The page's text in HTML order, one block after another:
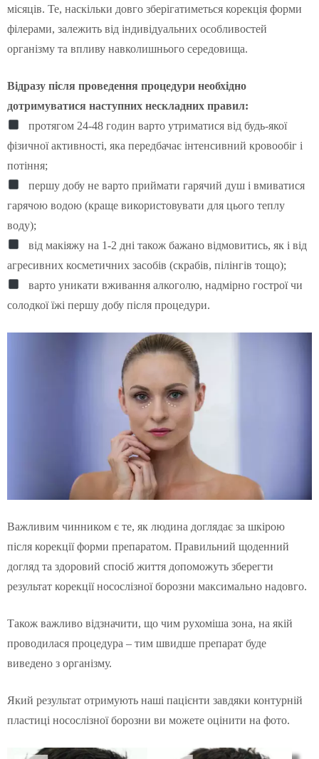
місяців. Те, наскільки довго зберігатиметься корекція форми
філерами, залежить від індивідуальних особливостей
організму та впливу навколишнього середовища.
Відразу після проведення процедури необхідно
дотримуватися наступних нескладних правил:
протягом 24-48 годин варто утриматися від будь-якої
фізичної активності, яка передбачає інтенсивний кровообіг і
потіння;
першу добу не варто приймати гарячий душ і вмиватися
гарячою водою (краще використовувати для цього теплу
воду);
від макіяжу на 1-2 дні також бажано відмовитись, як і від
агресивних косметичних засобів (скрабів, пілінгів тощо);
варто уникати вживання алкоголю, надмірно гострої чи
солодкої їжі першу добу після процедури.
Важливим чинником є те, як людина доглядає за шкірою
після корекції форми препаратом. Правильний щоденний
догляд та здоровий спосіб життя допоможуть зберегти
результат корекції носослізної борозни максимально надовго.
Також важливо відзначити, що чим рухоміша зона, на якій
проводилася процедура – тим швидше препарат буде
виведено з організму.
Який результат отримують наші пацієнти завдяки контурній
пластиці носослізної борозни ви можете оцінити на фото.